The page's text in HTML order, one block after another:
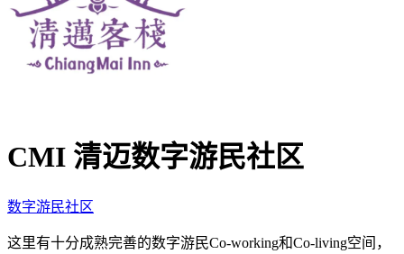
CMI 清迈数字游民社区
数字游民社区
这里有十分成熟完善的数字游民Co-working和Co-living空间，